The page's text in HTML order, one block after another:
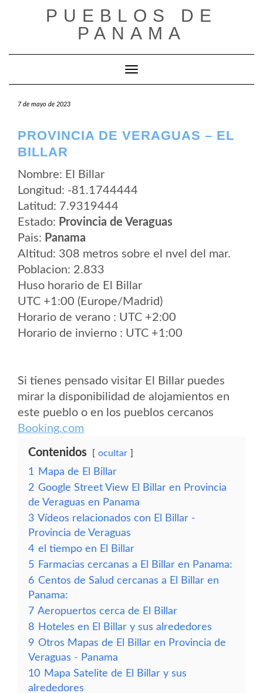
PUEBLOS DE
PANAMA
Cambiar modo de navegación
7 de mayo de 2023
PROVINCIA DE VERAGUAS – EL
BILLAR
Nombre: El Billar
Longitud: -81.1744444
Latitud: 7.9319444
Estado: Provincia de Veraguas
Pais: Panama
Altitud: 308 metros sobre el nvel del mar.
Poblacion: 2.833
Huso horario de El Billar
UTC +1:00 (Europe/Madrid)
Horario de verano : UTC +2:00
Horario de invierno : UTC +1:00
Si tienes pensado visitar El Billar puedes
mirar la disponibilidad de alojamientos en
este pueblo o en los pueblos cercanos
Booking.com
Contenidos ocultar
1
Mapa de El Billar
2 Google Street View El Billar en Provincia
de Veraguas en Panama
3 Vídeos relacionados con El Billar -
Provincia de Veraguas
4 el tiempo en El Billar
5 Farmacias cercanas a El Billar en Panama:
6 Centos de Salud cercanas a El Billar en
Panama:
7 Aeropuertos cerca de El Billar
8 Hoteles en El Billar y sus alrededores
9 Otros Mapas de El Billar en Provincia de
Veraguas - Panama
10 Mapa Satelite de El Billar y sus
alrededores